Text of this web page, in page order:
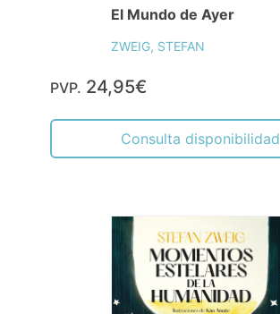
El Mundo de Ayer
ZWEIG, STEFAN
PVP. 24,95€
Consulta disponibilidad